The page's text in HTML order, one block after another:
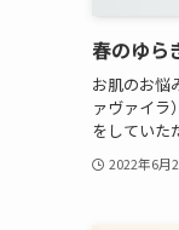
春のゆら
お肌のお悩
ァヴァイラ
をしていた
2022年6月